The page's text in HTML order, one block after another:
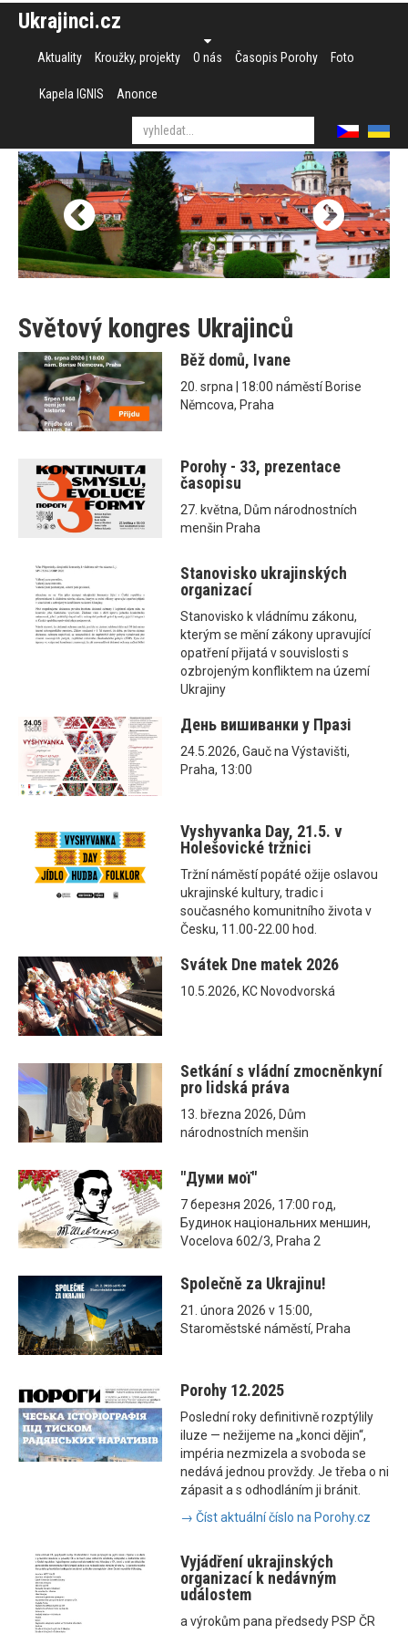
Ukrajinci.cz
Aktuality Kroužky, projekty O nás Časopis Porohy Foto
Kapela IGNIS Anonce
Světový kongres Ukrajinců
Běž domů, Ivane
20. srpna | 18:00 náměstí Borise
Němcova, Praha
Porohy - 33, prezentace
časopisu
27. května, Dům národnostních
menšin Praha
Stanovisko ukrajinských
organizací
Stanovisko k vládnímu zákonu,
kterým se mění zákony upravující
opatření přijatá v souvislosti s
ozbrojeným konfliktem na území
Ukrajiny
День вишиванки у Празі
24.5.2026, Gauč na Výstavišti,
Praha, 13:00
Vyshyvanka Day, 21.5. v
Holešovické tržnici
Tržní náměstí popáté ožije oslavou
ukrajinské kultury, tradic i
současného komunitního života v
Česku, 11.00-22.00 hod.
Svátek Dne matek 2026
10.5.2026, KC Novodvorská
Setkání s vládní zmocněnkyní
pro lidská práva
13. března 2026, Dům
národnostních menšin
"Думи мої"
7 березня 2026, 17:00 год,
Будинок національних меншин,
Vocelova 602/3, Praha 2
Společně za Ukrajinu!
21. února 2026 v 15:00,
Staroměstské náměstí, Praha
Porohy 12.2025
Poslední roky definitivně rozptýlily
iluze — nežijeme na „konci dějin“,
impéria nezmizela a svoboda se
nedává jednou provždy. Je třeba o ni
zápasit a s odhodláním ji bránit.
→ Číst aktuální číslo na Porohy.cz
Vyjádření ukrajinských
organizací k nedávným
událostem
a výrokům pana předsedy PSP ČR